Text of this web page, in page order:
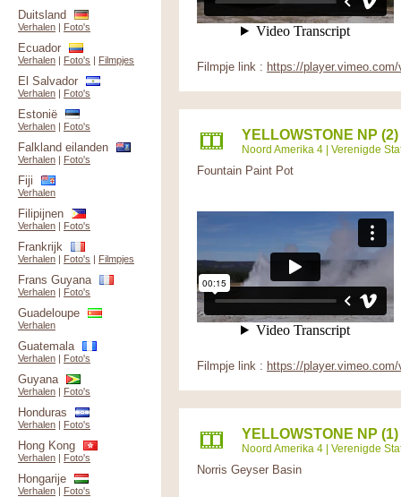
Filmpje link : https://
YELLOWSTONE NP (2)
Noord Amerika 4 | Verenigde
Fountain Paint Pot
Filmpje link : https://
YELLOWSTONE NP (1)
Noord Amerika 4 | Verenigde
Norris Geyser Basin
Duitsland
Verhalen | Foto's
Ecuador
Verhalen | Foto's | Filmpjes
El Salvador
Verhalen | Foto's
Estonië
Verhalen | Foto's
Falkland eilanden
Verhalen | Foto's
Fiji
Verhalen
Filipijnen
Verhalen | Foto's
Frankrijk
Verhalen | Foto's | Filmpjes
Frans Guyana
Verhalen | Foto's
Guadeloupe
Verhalen
Guatemala
Verhalen | Foto's
Guyana
Verhalen | Foto's
Honduras
Verhalen | Foto's
Hong Kong
Verhalen | Foto's
Hongarije
Verhalen | Foto's